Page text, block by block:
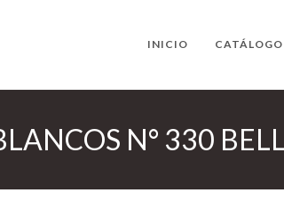
INICIO CATÁLOGO
N° 330